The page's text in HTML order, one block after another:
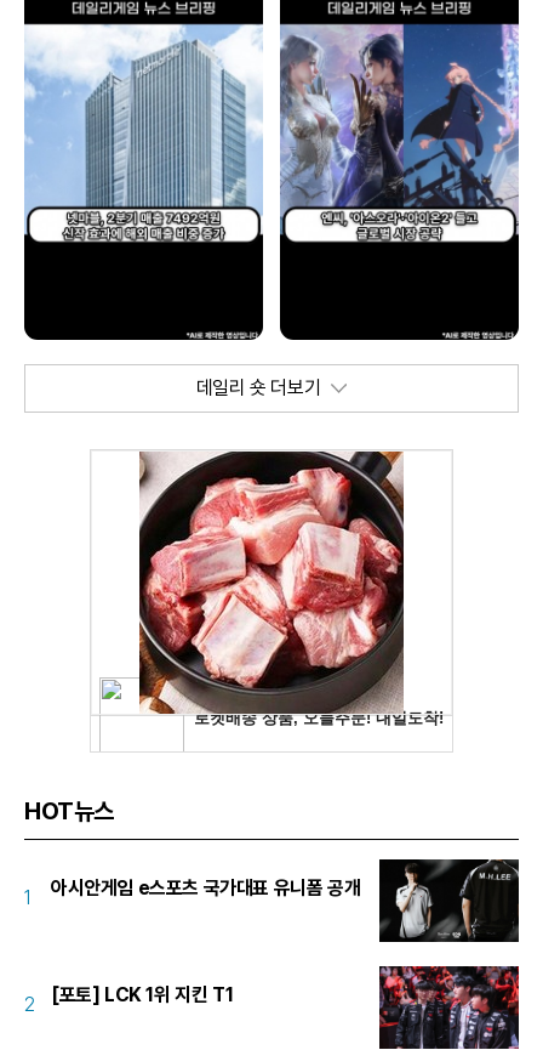
데일리 숏 더보기
HOT뉴스
1 아시안게임 e스포츠 국가대표 유니폼 공개
2 [포토] LCK 1위 지킨 T1